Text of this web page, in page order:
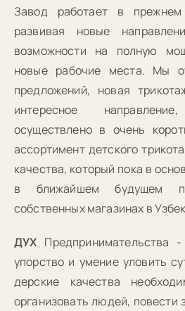
Завод работает в
развивая новые
возможности на полную
новые рабочие места. Мы
предложений, новая
интересное
осуществлено в очень
ассортимент детского
качества, который пока в
в ближайшем будущем
собственных магазинах в
ДУХ Предпринимательства
упорство и умение уловить
дерские качества
организовать людей, повести